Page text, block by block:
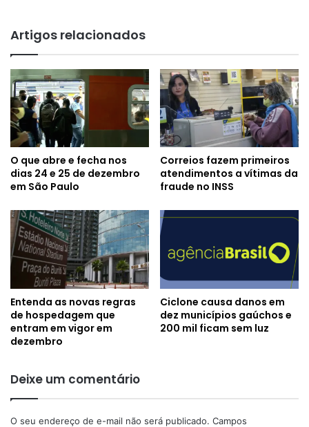
Artigos relacionados
O que abre e fecha nos
dias 24 e 25 de dezembro
em São Paulo
Correios fazem primeiros
atendimentos a vítimas da
fraude no INSS
Entenda as novas regras
de hospedagem que
entram em vigor em
dezembro
Ciclone causa danos em
dez municípios gaúchos e
200 mil ficam sem luz
Deixe um comentário
O seu endereço de e-mail não será publicado. Campos